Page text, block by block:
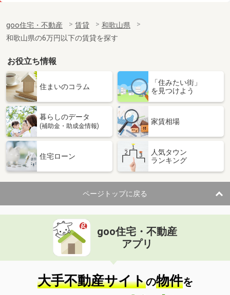
専有面積
23.61m²
間取り
1K
和歌山県和歌山市新在家
価 格
5.25万円
和歌山県和歌山市新在家
専有面積 32.94m²
間取り
ワンルーム
和歌山県和歌山市北新博労町
住 所
和歌山県和歌山市北新博労町
専有面積 19.87m²
間取り
1K
和歌山県和歌山市中之島
価 格
住 所
和歌山県和歌山市中之島
専有面積 34.46m²
間取り
1LDK
goo住宅・不動産 賃貸
和歌山県
和歌山県の6万円以下の賃貸を探す
お役立ち情報
住まいのコラム
「住みたい街」
を見つけよう
暮らしのデータ
(補助金・助成金情報)
家賃相場
住宅ローン
人気タウン
ランキング
ページトップに戻る
goo住宅・不動産
アプリ
大手不動産サイトの物件を